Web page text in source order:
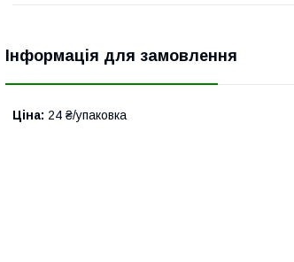
Інформація для замовлення
Ціна: 24 ₴/упаковка